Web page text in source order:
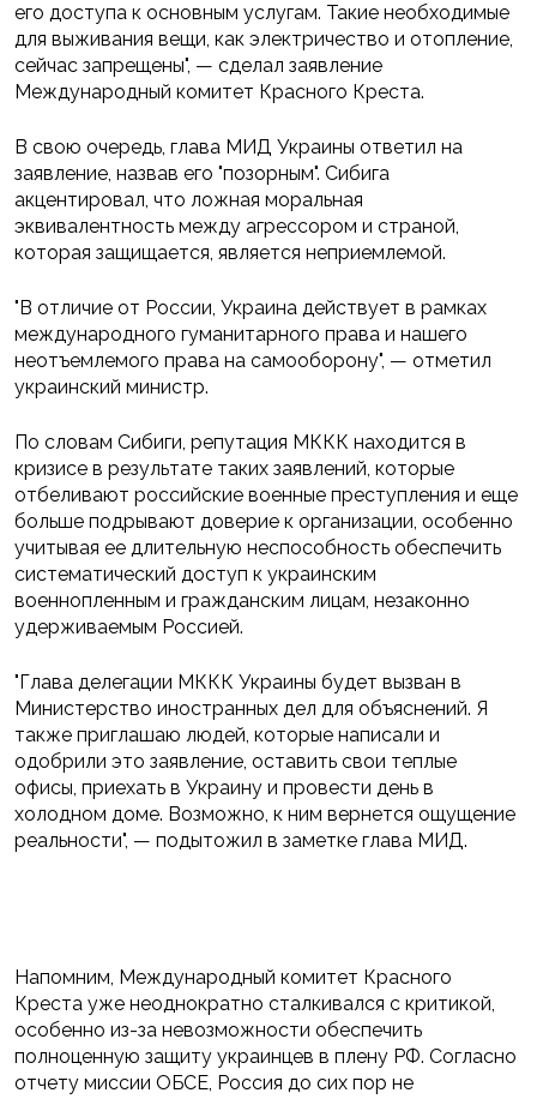
его доступа к основным услугам. Такие необходимые
для выживания вещи, как электричество и отопление,
сейчас запрещены", — сделал заявление
Международный комитет Красного Креста.
В свою очередь, глава МИД Украины ответил на
заявление, назвав его "позорным". Сибига
акцентировал, что ложная моральная
эквивалентность между агрессором и страной,
которая защищается, является неприемлемой.
"В отличие от России, Украина действует в рамках
международного гуманитарного права и нашего
неотъемлемого права на самооборону", — отметил
украинский министр.
По словам Сибиги, репутация МККК находится в
кризисе в результате таких заявлений, которые
отбеливают российские военные преступления и еще
больше подрывают доверие к организации, особенно
учитывая ее длительную неспособность обеспечить
систематический доступ к украинским
военнопленным и гражданским лицам, незаконно
удерживаемым Россией.
"Глава делегации МККК Украины будет вызван в
Министерство иностранных дел для объяснений. Я
также приглашаю людей, которые написали и
одобрили это заявление, оставить свои теплые
офисы, приехать в Украину и провести день в
холодном доме. Возможно, к ним вернется ощущение
реальности", — подытожил в заметке глава МИД.
Напомним, Международный комитет Красного
Креста уже неоднократно сталкивался с критикой,
особенно из-за невозможности обеспечить
полноценную защиту украинцев в плену РФ. Согласно
отчету миссии ОБСЕ, Россия до сих пор не